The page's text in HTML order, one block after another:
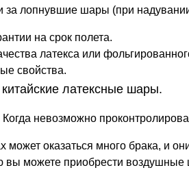
за лопнувшие шары (при
на срок полета.
латекса или
свойства.
невозможно
оказаться много брака, и
вы можете приобрести воздушные
латексные шары.